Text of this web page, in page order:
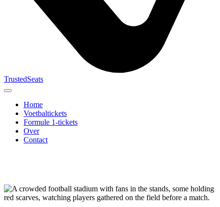
TrustedSeats
Home
Voetbaltickets
Formule 1-tickets
Over
Contact